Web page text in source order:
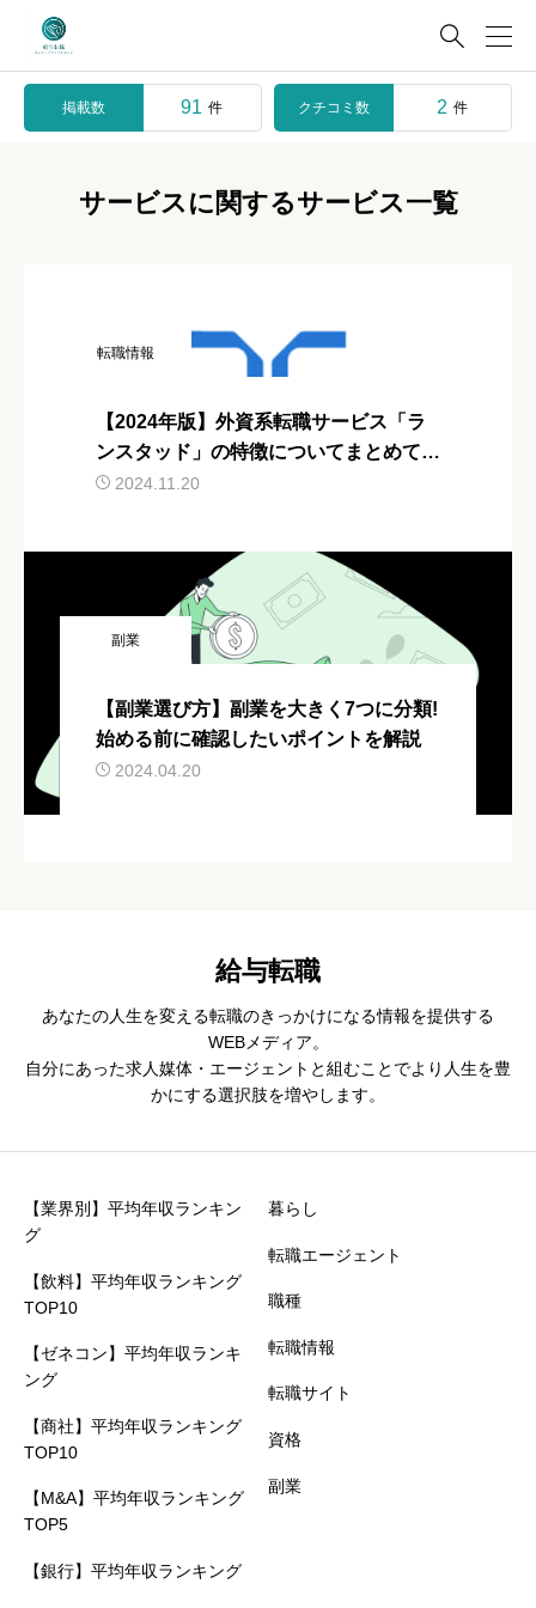

掲載数 91 件 クチコミ数 2 件
サービスに関するサービス一覧
転職情報
【2024年版】外資系転職サービス「ラ
ンスタッド」の特徴についてまとめて解
説 2024.11.20
副業
【副業選び方】副業を大きく7つに分類!
始める前に確認したいポイントを解説
2024.04.20
給与転職
あなたの人生を変える転職のきっかけになる情報を提供する
WEBメディア。
自分にあった求人媒体・エージェントと組むことでより人生を豊
かにする選択肢を増やします。
【業界別】平均年収ランキン
グ
【飲料】平均年収ランキング
TOP10
【ゼネコン】平均年収ランキ
ング
【商社】平均年収ランキング
TOP10
【M&A】平均年収ランキング
TOP5
【銀行】平均年収ランキング
暮らし
転職エージェント
職種
転職情報
転職サイト
資格
副業